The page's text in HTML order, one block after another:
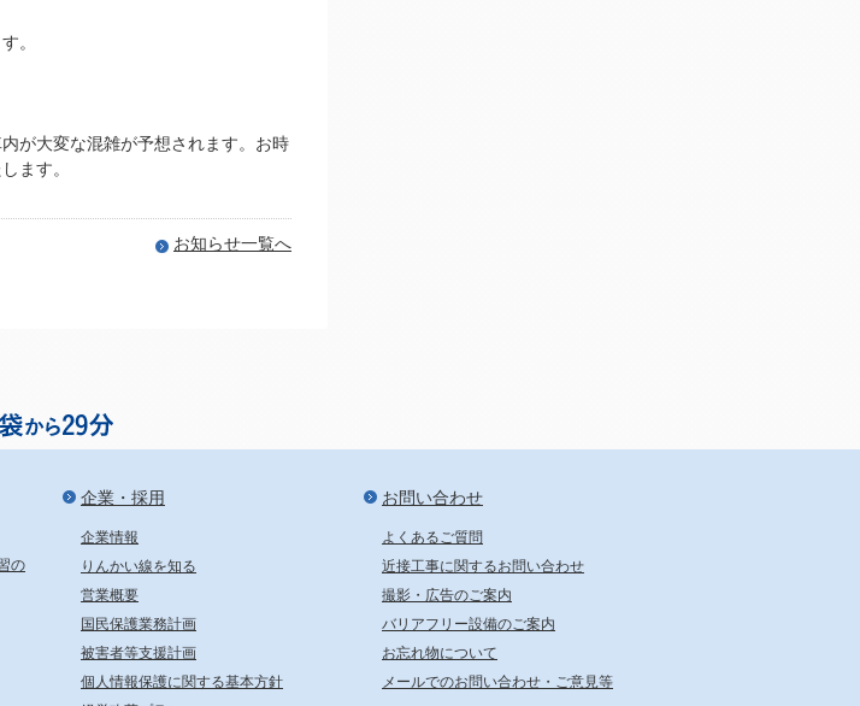
。
が大変な混雑が予想されます。お時
ます。
お知らせ一覧へ
の
企業・採用
企業情報
りんかい線を知る
営業概要
国民保護業務計画
被害者等支援計画
個人情報保護に関する基本方針
お問い合わせ
よくあるご質問
近接工事に関するお問い合わせ
撮影・広告のご案内
バリアフリー設備のご案内
お忘れ物について
メールでのお問い合わせ・ご意見等